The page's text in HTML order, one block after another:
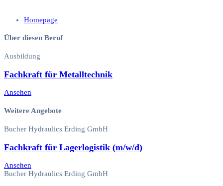
Homepage
Über diesen Beruf
Ausbildung
Fachkraft für Metalltechnik
Ansehen
Weitere Angebote
Bucher Hydraulics Erding GmbH
Fachkraft für Lagerlogistik (m/w/d)
Ansehen
Bucher Hydraulics Erding GmbH